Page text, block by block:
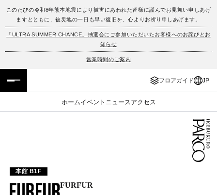
このたびの令和8年熊本地震により被害にあわれた皆様に謹んでお見舞い申しあげ
ますとともに、被災地の一日も早い復旧を、心よりお祈り申しあげます。
「ULTRA SUMMER CHANCE」抽選会にご参加いただいたお客様へのお詫びとお
知らせ
営業時間のご案内
フロアガイド JP
ホームイベント ニュース アクセス
フロアガイド
施設案内・アクセス
ENGLISH
繁体字
本館 B1F
FURFUR